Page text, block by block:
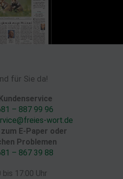
für Sie da!
– 887 99 96
wort.de
E-Paper oder
Problemen
– 867 39 88
bis 17:00 Uhr